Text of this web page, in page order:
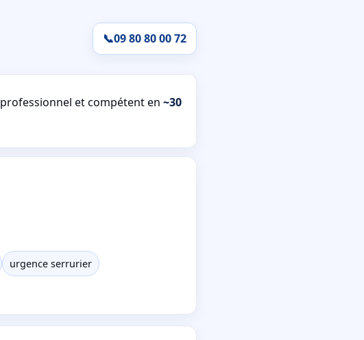
📞09 80 80 00 72
professionnel et compétent en ~30
urgence serrurier